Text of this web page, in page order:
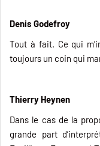
Denis Godefroy
Tout à fait. Ce qui
toujours un coin qui
Thierry Heynen
Dans le cas de la
grande part